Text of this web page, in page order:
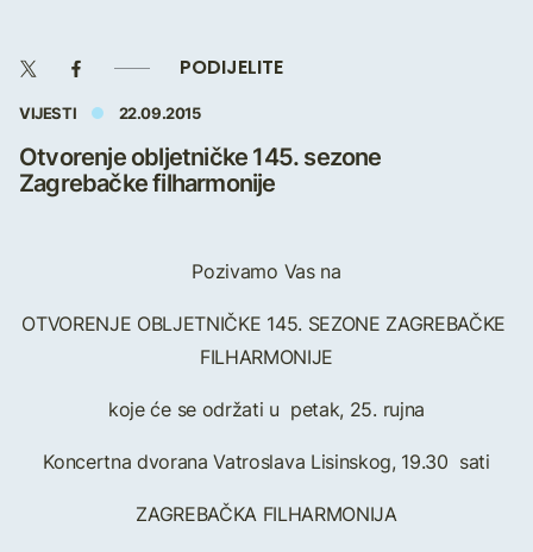
PODIJELITE
VIJESTI 22.09.2015
Otvorenje obljetničke 145. sezone
Zagrebačke filharmonije
Pozivamo Vas na
OTVORENJE OBLJETNIČKE 145. SEZONE ZAGREBAČKE
FILHARMONIJE
koje će se održati u petak, 25. rujna
Koncertna dvorana Vatroslava Lisinskog, 19.30 sati
ZAGREBAČKA FILHARMONIJA